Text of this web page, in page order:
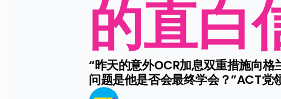
的直白
“昨天的意外OCR加息双重措施向格
问题是他是否会最终学会？”ACT党